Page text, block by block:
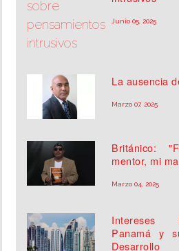
Junio 05, 2025
La ausencia
Marzo 07, 2025
Británico:
mentor, mi
Marzo 04, 2025
Intereses
Panamá y
Desarrollo